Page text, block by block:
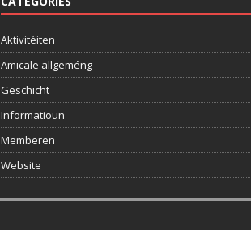
Aktivitéiten
Amicale allgeméng
Geschicht
Informatioun
Memberen
Website